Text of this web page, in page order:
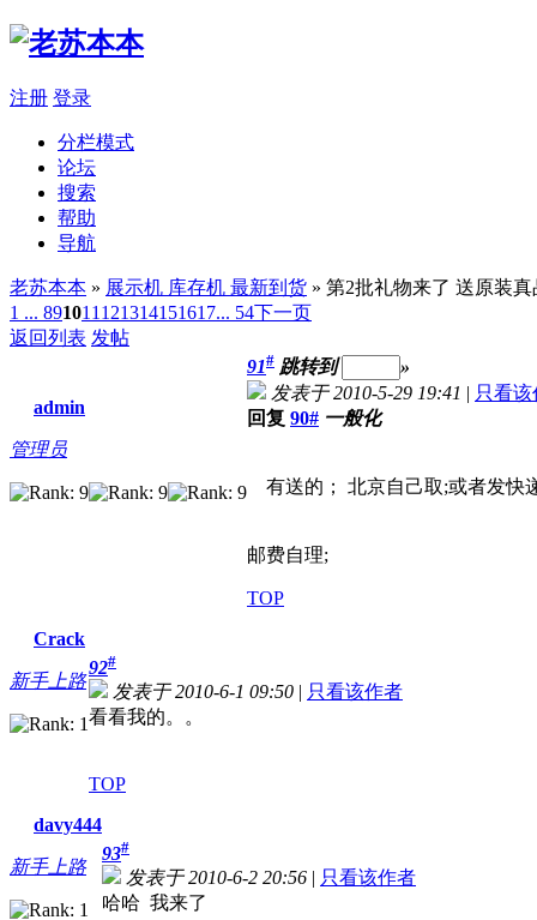
注册 登录
分栏模式
论坛
搜索
帮助
导航
老苏本本 » 展示机 库存机 最新到货 » 第2批礼物来了 送原装
1 ... 891011 121314151617... 54下一页
返回列表 发帖
admin
管理员
91# 跳转到
»
发表于 2010-5-29 19:41 | 只看该
回复 90# 一般化
有送的； 北京自己取;或者发快
邮费自理;
TOP
Crack
新手上路
92#
发表于 2010-6-1 09:50 | 只看该作者
看看我的。。
TOP
davy444
新手上路
93#
发表于 2010-6-2 20:56 | 只看该作者
哈哈 我来了